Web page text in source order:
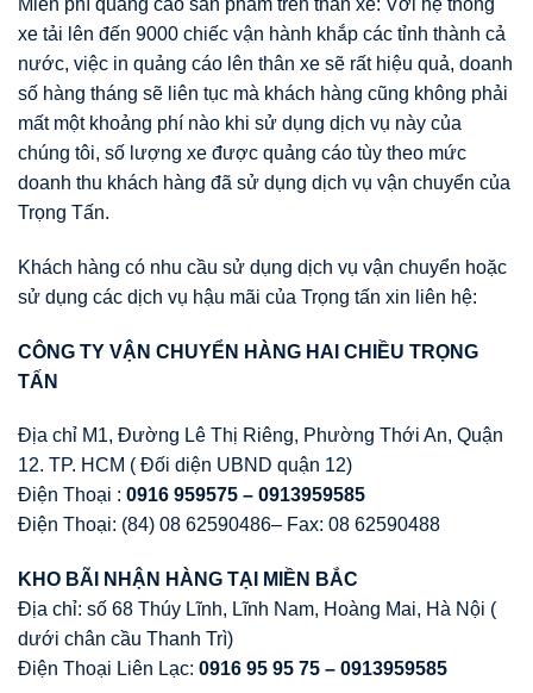
Miễn phí quảng cáo sản phẩm trên thân xe: Với hệ thống
xe tải lên đến 9000 chiếc vận hành khắp các tỉnh thành cả
nước, việc in quảng cáo lên thân xe sẽ rất hiệu quả, doanh
số hàng tháng sẽ liên tục mà khách hàng cũng không phải
mất một khoảng phí nào khi sử dụng dịch vụ này của
chúng tôi, số lượng xe được quảng cáo tùy theo mức
doanh thu khách hàng đã sử dụng dịch vụ vận chuyển của
Trọng Tấn.
Khách hàng có nhu cầu sử dụng dịch vụ vận chuyển hoặc
sử dụng các dịch vụ hậu mãi của Trọng tấn xin liên hệ:
CÔNG TY VẬ N CHUYỂ N HÀNG HAI CHI ỀU TRỌNG
TẤ N
Địa chỉ M1, Đường Lê Thị Riêng, Phường Thới An, Quận
12. TP. HCM ( Đối diện UBND quận 12)
Điện Thoại : 0916 959575 – 0913959585
Điện Thoại: (84) 08 62590486– Fax: 08 62590488
KHO BÃI NHẬ N HÀNG TẠ I MI Ề N BẮC
Địa chỉ: số 68 Thúy Lĩnh, Lĩnh Nam, Hoàng Mai, Hà Nội (
dưới chân cầu Thanh Trì)
Điện Thoại Liên Lạc: 0916 95 95 75 – 0913959585